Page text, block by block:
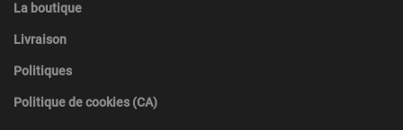
La boutique
Livraison
Politiques
Politique de cookies (CA)